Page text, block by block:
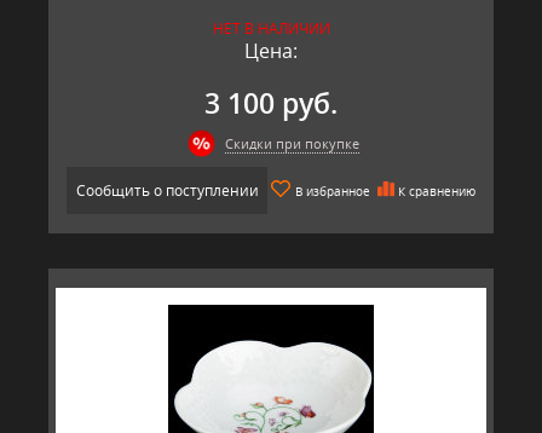
НЕТ В НАЛИЧИИ
Цена:
3 100 руб.
Скидки при покупке
Сообщить о поступлении В избранное К сравнению